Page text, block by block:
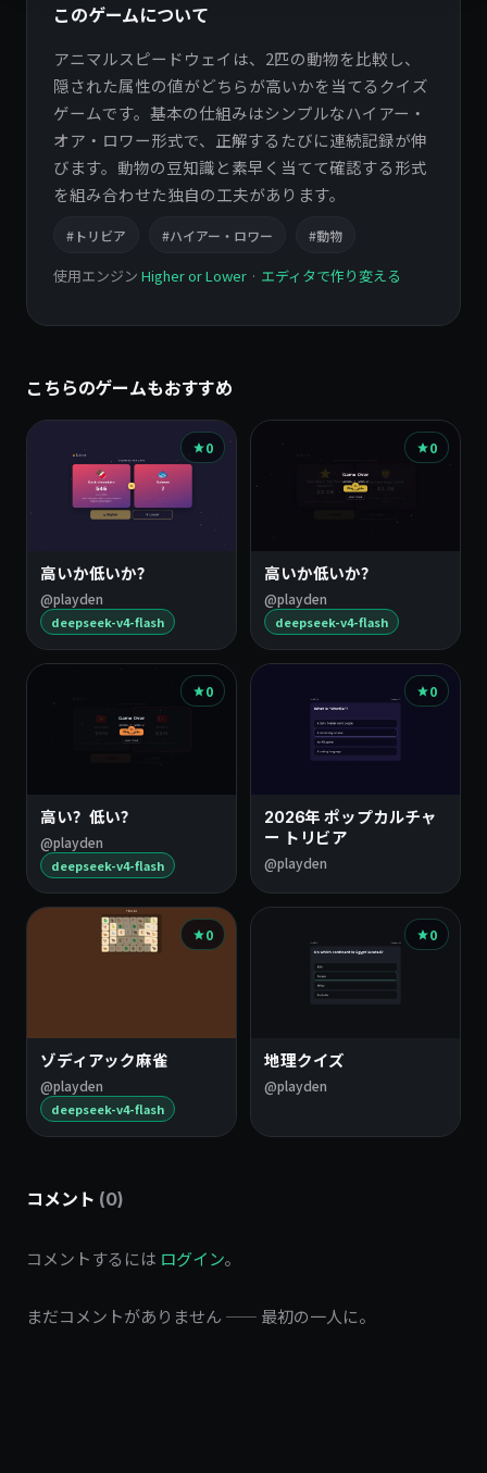
このゲームについて
アニマルスピードウェイは、2匹の動物を比較し、
隠された属性の値がどちらが高いかを当てるクイズ
ゲームです。基本の仕組みはシンプルなハイアー・
オア・ロワー形式で、正解するたびに連続記録が伸
びます。動物の豆知識と素早く当てて確認する形式
を組み合わせた独自の工夫があります。
#トリビア #ハイアー・ロワー #動物
使用エンジン Higher or Lower · エディタで作り変える
こちらのゲームもおすすめ
0
高いか低いか？
@playden
deepseek-v4-flash
0
高いか低いか？
@playden
deepseek-v4-flash
0
高い？低い？
@playden
deepseek-v4-flash
0
2026年 ポップカルチャ
ー トリビア
@playden
0
ゾディアック麻雀
@playden
deepseek-v4-flash
0
地理クイズ
@playden
コメント (0)
コメントするには ログイン。
まだコメントがありません —— 最初の一人に。